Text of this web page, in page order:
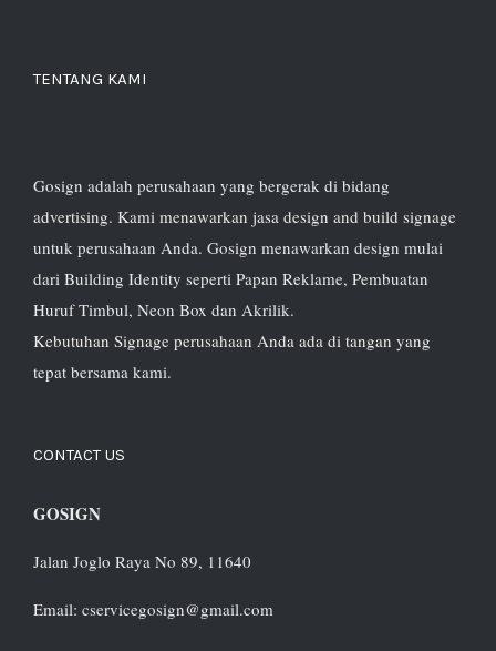
TENTANG KAMI
Gosign adalah perusahaan yang bergerak di bidang
advertising. Kami menawarkan jasa design and build signage
untuk perusahaan Anda. Gosign menawarkan design mulai
dari Building Identity seperti Papan Reklame, Pembuatan
Huruf Timbul, Neon Box dan Akrilik.
Kebutuhan Signage perusahaan Anda ada di tangan yang
tepat bersama kami.
CONTACT US
GOSIGN
Jalan Joglo Raya No 89, 11640
Email: cservicegosign@gmail.com